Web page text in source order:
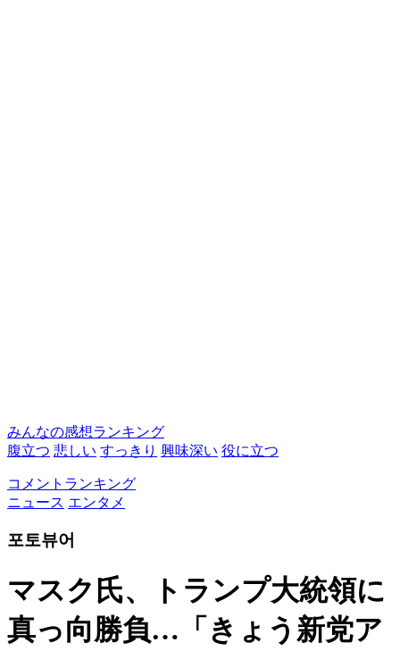
みんなの感想ランキング
腹立つ 悲しい すっきり 興味深い 役に立つ
コメントランキング
ニュース エンタメ
포토뷰어
マスク氏、トランプ大統領に
真っ向勝負…「きょう新党ア